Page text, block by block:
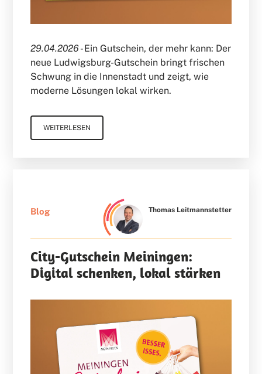
29.04.2026 -Ein Gutschein, der mehr kann: Der
neue Ludwigsburg-Gutschein bringt frischen
Schwung in die Innenstadt und zeigt, wie
moderne Lösungen lokal wirken.
WEITERLESEN
Blog Thomas Leitmannstetter
City-Gutschein Meiningen:
Digital schenken, lokal stärken